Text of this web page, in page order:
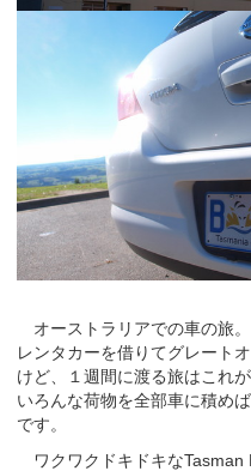
オーストラリアでの車の旅。
レンタカーを借りてグレート
けど、１週間に渡る旅はこれ
いろんな荷物を全部車に積め
です。
ワクワクドキドキなTasman